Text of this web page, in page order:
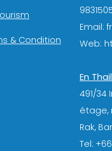
& Condition
Email:
Web:
En
491/34
étage,
Rak,
Tel: